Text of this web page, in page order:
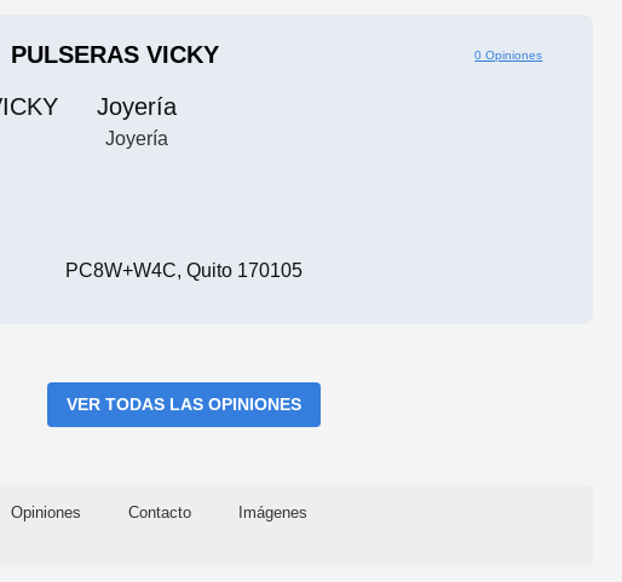
PULSERAS VICKY 0 Opiniones
Joyería
Joyería
PC8W+W4C, Quito 170105
VER TODAS LAS OPINIONES
Opiniones Contacto Imágenes